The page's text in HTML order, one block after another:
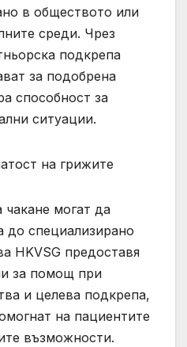
в обществото или
среди. Чрез
подкрепа
за подобрена
способност за
ситуации.
на грижите
чакане могат да
до специализирано
HKVSG предоставя
за помощ при
и целева подкрепа,
на пациентите
възможности.